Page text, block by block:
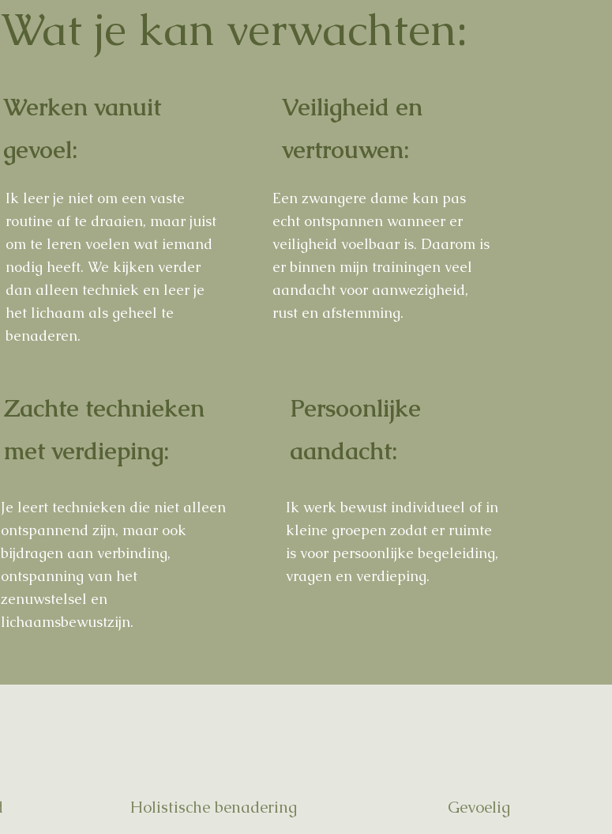
Wat je kan verwachten:
Werken vanuit
gevoel:
Ik leer je niet om een vaste
routine af te draaien, maar juist
om te leren voelen wat iemand
nodig heeft. We kijken verder
dan alleen techniek en leer je
het lichaam als geheel te
benaderen.
Veiligheid en
vertrouwen:
Een zwangere dame kan pas
echt ontspannen wanneer er
veiligheid voelbaar is. Daarom is
er binnen mijn trainingen veel
aandacht voor aanwezigheid,
rust en afstemming.
Zachte technieken
met verdieping:
Je leert technieken die niet alleen
ontspannend zijn, maar ook
bijdragen aan verbinding,
ontspanning van het
zenuwstelsel en
lichaamsbewustzijn.
Persoonlijke
aandacht:
Ik werk bewust individueel of in
kleine groepen zodat er ruimte
is voor persoonlijke begeleiding,
vragen en verdieping.
Holistische benadering Gevoelig